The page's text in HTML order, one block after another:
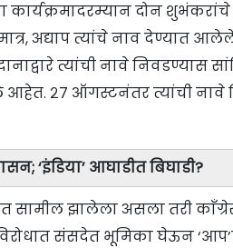
कार्यक्रमादरम्यान दोन
अद्याप त्यांचे नाव देण्यात
त्यांची नावे निवडण्यास
आहेत. २७ ऑगस्टनंतर त्यांची
‘इंडिया’ आघाडीत बिघाडी?
सामील झालेला असला तरी
संसदेत भूमिका घेऊन